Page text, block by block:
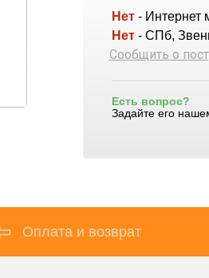
Нет - Интернет
Нет - СПб,
Сообщить о
Есть вопрос?
Задайте его
Оплата и возврат